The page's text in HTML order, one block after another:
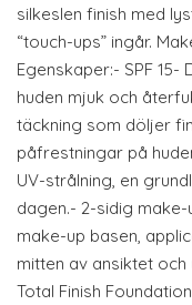
silkeslen finish med
“touch-ups” ingår.
Egenskaper:- SPF
huden mjuk och
täckning som döljer
påfrestningar på
UV-strålning, en
dagen.- 2-sidig
make-up basen,
mitten av ansiktet och
Total Finish